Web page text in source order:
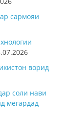
сармояи
ворид
соли нави
мегардад